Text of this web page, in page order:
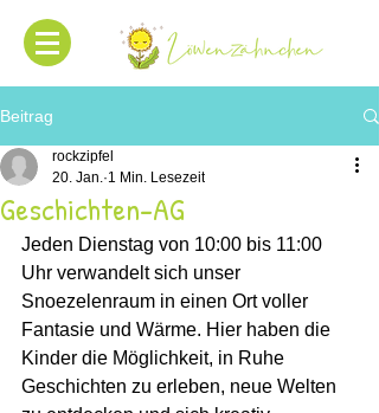
Beitrag
Geschichten-AG
rockzipfel
20. Jan. 1 Min. Lesezeit
Jeden Dienstag von 10:00 bis 11:00
Uhr verwandelt sich unser
Snoezelenraum in einen Ort voller
Fantasie und Wärme. Hier haben die
Kinder die Möglichkeit, in Ruhe
Geschichten zu erleben, neue Welten